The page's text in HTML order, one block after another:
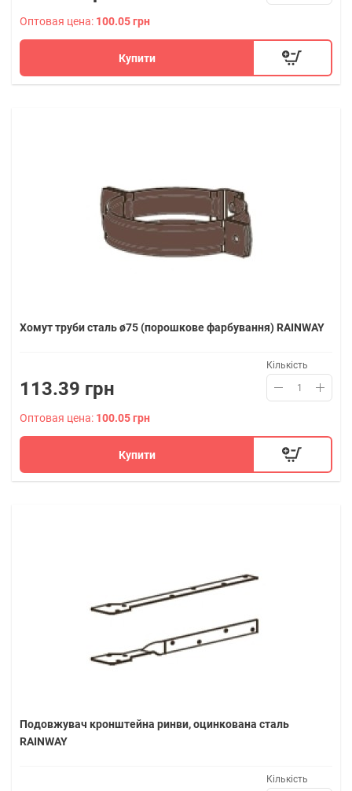
Оптовая цена: 100.05 грн
Купити
Хомут труби сталь ø75 (порошкове фарбування) RAINWAY
113.39 грн
Кількість
Оптовая цена: 100.05 грн
Купити
Подовжувач кронштейна ринви, оцинкована сталь
RAINWAY
Кількість